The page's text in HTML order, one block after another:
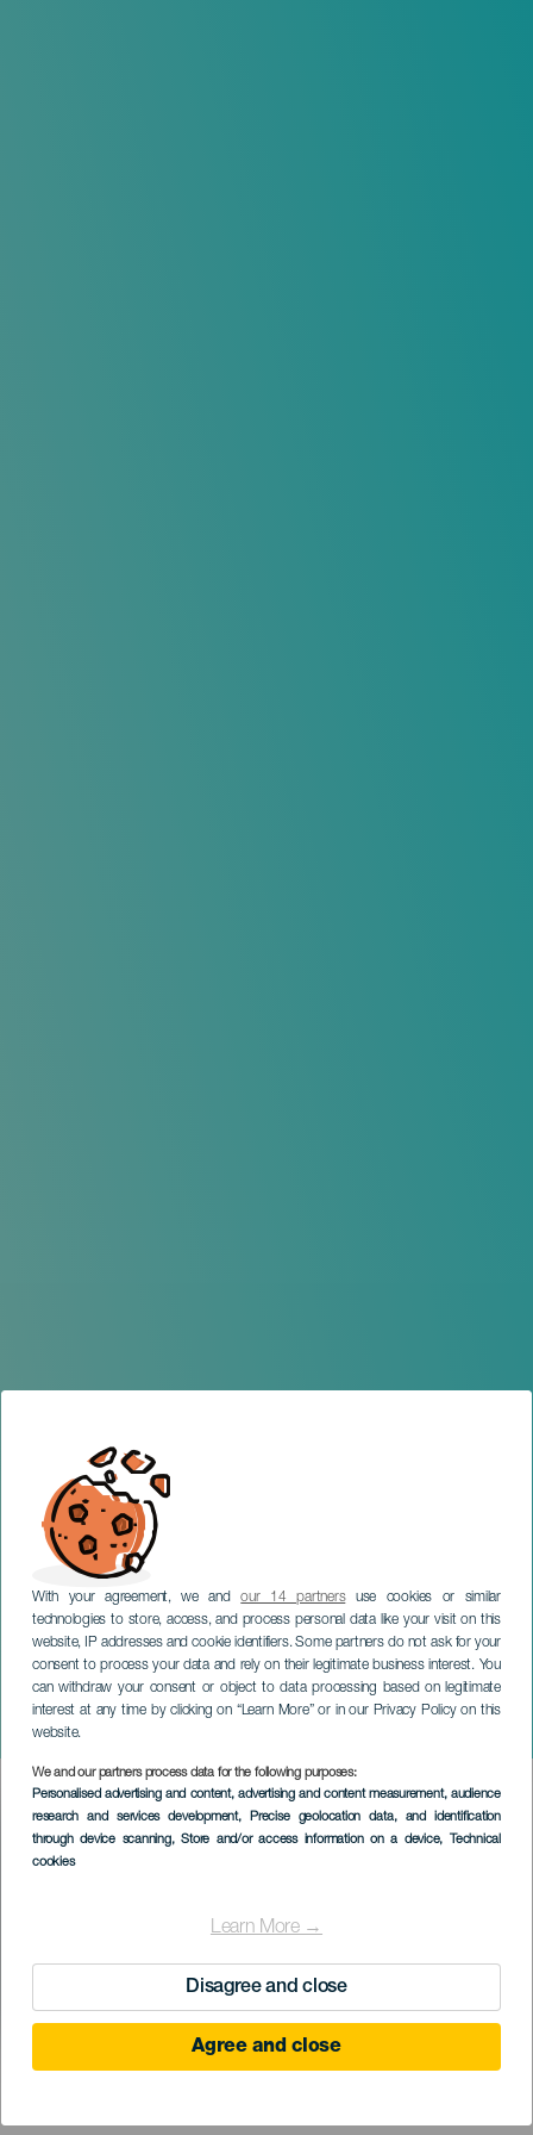
With your agreement, we andour 14 partnersuse cookies or similar
technologies to store, access, and process personal data like your visit on this
website, IP addresses and cookie identifiers. Some partners do not ask for your
consent to process your data and rely on their legitimate business interest. You
can withdraw your consent or object to data processing based on legitimate
interest at any time by clicking on “Learn More” or in our Privacy Policy on this
website.
We and our partners process data for the following purposes:
Personalised advertising and content, advertising and content measurement, audience
research and services development, Precise geolocation data, and identification
through device scanning, Store and/or access information on a device, Technical
cookies
Learn More →
Disagree and close
Agree and close
Призрак. Музыкальный
ГРАН-КАНАРИЯ
Imagen
Listado